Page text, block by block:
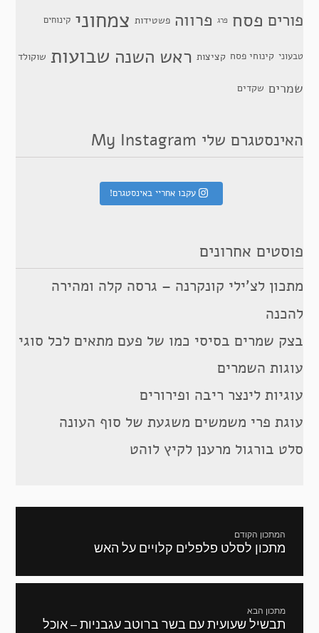
פורים פסח פרג פרווה פשטידות צמחוני קינוחים
טבעוני קינוחי פסח קציצות ראש השנה שבועות שוקולד
שמרים שקדים
האינסטגרם שלי My Instagram
עקבו אחריי באינסטגרם!
פוסטים אחרונים
מתכון לצ’ילי קונקרנה – גרסה קלה ומהירה
להכנה
בצק שמרים בסיסי כמו של פעם מתאים לכל סוגי
עוגות השמרים
עוגיות לינצר ריבה ופירורים
עוגת פרי משמשים משגעת של סוף העונה
סלט בורגול מרענן לקיץ לוהט
המתכון הקודם
מתכון
מתכון לסלט פלפלים קלויים על האש
מתכון הבא
המתכון
תבשיל שעועית עם בשר ברוטב עגבניות – אוכל